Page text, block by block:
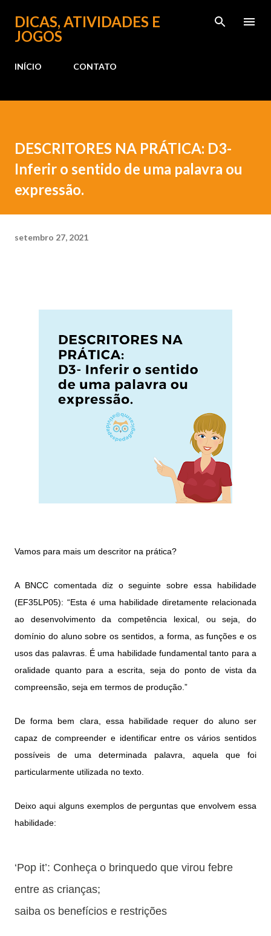
Pular para o conteúdo principal
DICAS, ATIVIDADES E
JOGOS
INÍCIO CONTATO
DESCRITORES NA PRÁTICA: D3-
Inferir o sentido de uma palavra ou
expressão.
setembro 27, 2021
Vamos para mais um descritor na prática?
A BNCC comentada diz o seguinte sobre essa habilidade
(EF35LP05): “Esta é uma habilidade diretamente relacionada
ao desenvolvimento da competência lexical, ou seja, do
domínio do aluno sobre os sentidos, a forma, as funções e os
usos das palavras. É uma habilidade fundamental tanto para a
oralidade quanto para a escrita, seja do ponto de vista da
compreensão, seja em termos de produção.”
De forma bem clara, essa habilidade requer do aluno ser
capaz de compreender e identificar entre os vários sentidos
possíveis de uma determinada palavra, aquela que foi
particularmente utilizada no texto.
Deixo aqui alguns exemplos de perguntas que envolvem essa
habilidade:
‘Pop it’: Conheça o brinquedo que virou febre
entre as crianças;
saiba os benefícios e restrições